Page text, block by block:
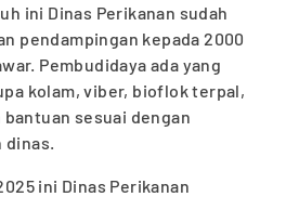
ini Dinas Perikanan sudah
pendampingan kepada 2000
Pembudidaya ada yang
kolam, viber, bioflok terpal,
sesuai dengan
dinas.
ini Dinas Perikanan